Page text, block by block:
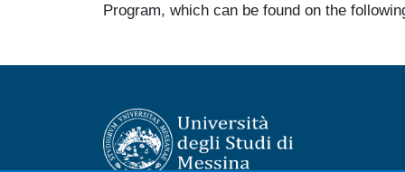
Program, which can be found on the